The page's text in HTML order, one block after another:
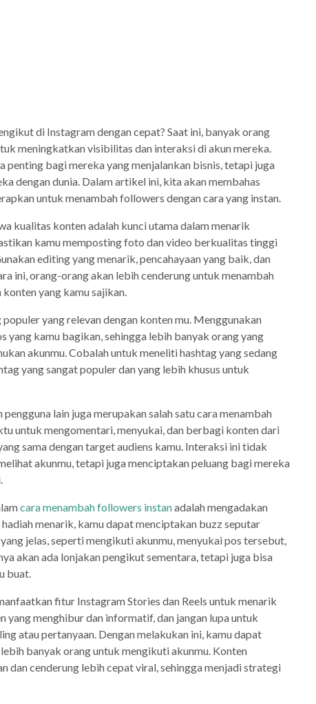
di Instagram dengan cepat? Saat ini, banyak orang
meningkatkan visibilitas dan interaksi di akun mereka.
bagi mereka yang menjalankan bisnis, tetapi juga
dengan dunia. Dalam artikel ini, kita akan membahas
untuk menambah followers dengan cara yang instan.
kualitas konten adalah kunci utama dalam menarik
kamu memposting foto dan video berkualitas tinggi
editing yang menarik, pencahayaan yang baik, dan
ini, orang-orang akan lebih cenderung untuk menambah
yang kamu sajikan.
yang relevan dengan konten mu. Menggunakan
yang kamu bagikan, sehingga lebih banyak orang yang
akunmu. Cobalah untuk meneliti hashtag yang sedang
yang sangat populer dan yang lebih khusus untuk
lain juga merupakan salah satu cara menambah
untuk mengomentari, menyukai, dan berbagi konten dari
sama dengan target audiens kamu. Interaksi ini tidak
akunmu, tetapi juga menciptakan peluang bagi mereka
cara menambah followers instanadalah mengadakan
menarik, kamu dapat menciptakan buzz seputar
jelas, seperti mengikuti akunmu, menyukai pos tersebut,
akan ada lonjakan pengikut sementara, tetapi juga bisa
buat.
fitur Instagram Stories dan Reels untuk menarik
yang menghibur dan informatif, dan jangan lupa untuk
atau pertanyaan. Dengan melakukan ini, kamu dapat
banyak orang untuk mengikuti akunmu. Konten
dan cenderung lebih cepat viral, sehingga menjadi strategi